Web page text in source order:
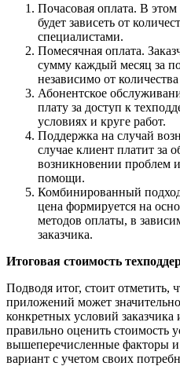
Почасовая оплата. В этом
будет зависеть от
специалистами.
Помесячная оплата.
сумму каждый месяц за
независимо от
Абонентское
плату за доступ к
условиях и круге работ.
Поддержка на случай
случае клиент платит за
возникновении проблем
помощи.
Комбинированный
цена формируется на
методов оплаты, в
заказчика.
Итоговая стоимость
Подводя итог, стоит отметить,
приложений может
конкретных условий
правильно оценить стоимость
вышеперечисленные факторы
вариант с учетом своих